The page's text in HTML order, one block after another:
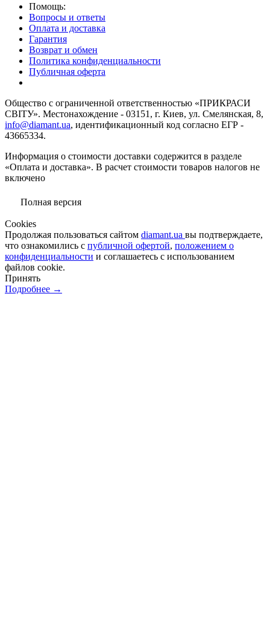
Помощь:
Вопросы и ответы
Оплата и доставка
Гарантия
Возврат и обмен
Политика конфиденциальности
Публичная оферта
Общество с ограниченной ответственностью «ПРИКРАСИ
СВІТУ». Местонахождение - 03151, г. Киев, ул. Смелянская, 8,
info@diamant.ua, идентификационный код согласно ЕГР -
43665334.
Информация о стоимости доставки содержится в разделе
«Оплата и доставка». В расчет стоимости товаров налогов не
включено
Полная версия
Сookies
Продолжая пользоваться сайтом diamant.ua вы подтверждаете,
что ознакомились с публичной офертой, положением о
конфиденциальности и соглашаетесь с использованием
файлов cookie.
Принять
Подробнее →